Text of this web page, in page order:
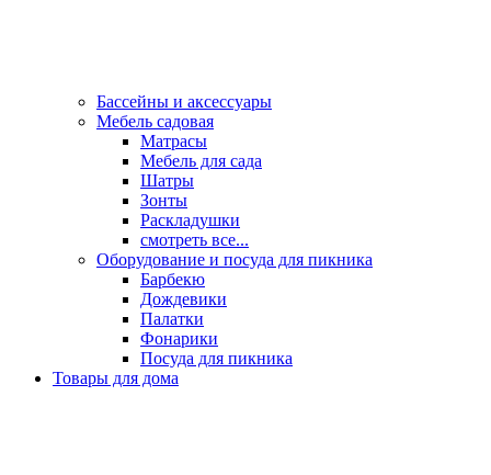
Бассейны и аксессуары
Мебель садовая
Матрасы
Мебель для сада
Шатры
Зонты
Раскладушки
смотреть все...
Оборудование и посуда для пикника
Барбекю
Дождевики
Палатки
Фонарики
Посуда для пикника
Товары для дома